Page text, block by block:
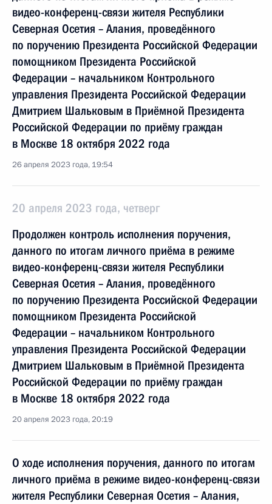
видео-конференц-связи жителя Республики
Северная Осетия – Алания, проведённого
по поручению Президента Российской Федерации
помощником Президента Российской
Федерации – начальником Контрольного
управления Президента Российской Федерации
Дмитрием Шальковым в Приёмной Президента
Российской Федерации по приёму граждан
в Москве 18 октября 2022 года
26 апреля 2023 года, 19:54
20 апреля 2023 года, четверг
Продолжен контроль исполнения поручения,
данного по итогам личного приёма в режиме
видео-конференц-связи жителя Республики
Северная Осетия – Алания, проведённого
по поручению Президента Российской Федерации
помощником Президента Российской
Федерации – начальником Контрольного
управления Президента Российской Федерации
Дмитрием Шальковым в Приёмной Президента
Российской Федерации по приёму граждан
в Москве 18 октября 2022 года
20 апреля 2023 года, 20:19
О ходе исполнения поручения, данного по итогам
личного приёма в режиме видео-конференц-связи
жителя Республики Северная Осетия – Алания,